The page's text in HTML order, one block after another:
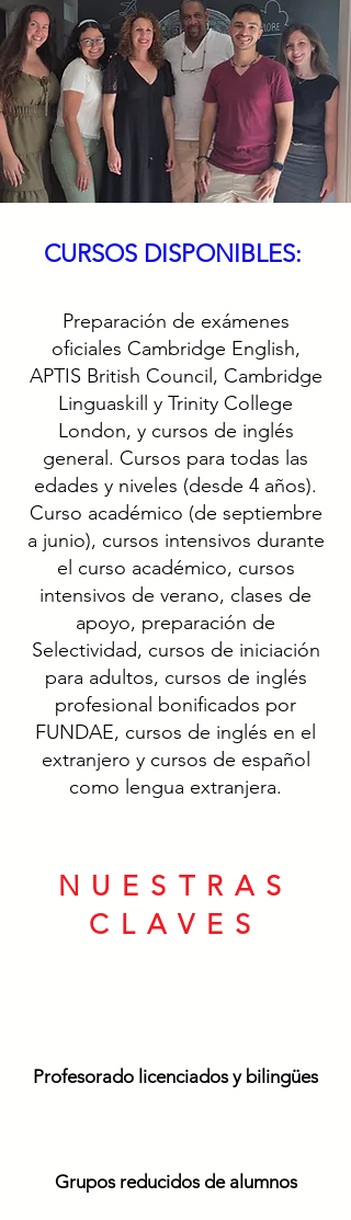
Council
CURSOS DISPONIBLES:
Preparación de exámenes
oficiales Cambridge English,
APTIS British Council, Cambridge
Linguaskill y Trinity College
London, y cursos de inglés
general. Cursos para todas las
edades y niveles (desde 4 años).
Curso académico (de septiembre
a junio), cursos intensivos durante
el curso académico, cursos
intensivos de verano, clases de
apoyo, preparación de
Selectividad, cursos de iniciación
para adultos, cursos de inglés
profesional bonificados por
FUNDAE, cursos de inglés en el
extranjero y cursos de español
como lengua extranjera.
NUESTRAS
CLAVES
Profesorado licenciados y bilingües
Grupos reducidos de alumnos